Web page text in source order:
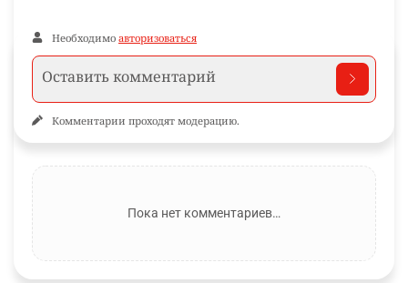
Необходимо авторизоваться
Комментарии проходят модерацию.
Пока нет комментариев…